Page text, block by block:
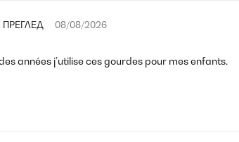
08/08/2026
années j’utilise ces gourdes pour mes enfants.